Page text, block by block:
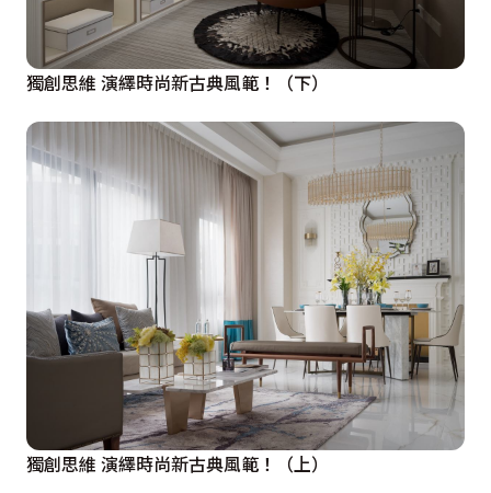
獨創思維 演繹時尚新古典風範！（下）
獨創思維 演繹時尚新古典風範！（上）